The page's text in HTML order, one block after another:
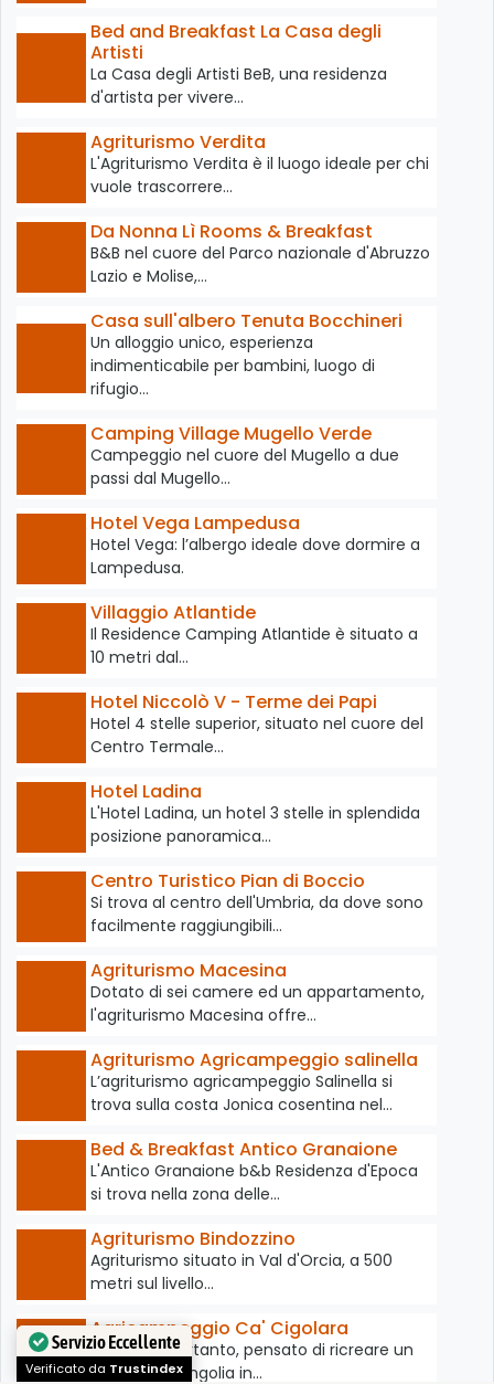
Bed and Breakfast La Casa degli
Artisti
La Casa degli Artisti BeB, una residenza
d'artista per vivere…
Agriturismo Verdita
L'Agriturismo Verdita è il luogo ideale per chi
vuole trascorrere…
Da Nonna Lì Rooms & Breakfast
B&B nel cuore del Parco nazionale d'Abruzzo
Lazio e Molise,…
Casa sull'albero Tenuta Bocchineri
Un alloggio unico, esperienza
indimenticabile per bambini, luogo di
rifugio…
Camping Village Mugello Verde
Campeggio nel cuore del Mugello a due
passi dal Mugello…
Hotel Vega Lampedusa
Hotel Vega: l’albergo ideale dove dormire a
Lampedusa.
Villaggio Atlantide
Il Residence Camping Atlantide è situato a
10 metri dal…
Hotel Niccolò V - Terme dei Papi
Hotel 4 stelle superior, situato nel cuore del
Centro Termale…
Hotel Ladina
L'Hotel Ladina, un hotel 3 stelle in splendida
posizione panoramica…
Centro Turistico Pian di Boccio
Si trova al centro dell'Umbria, da dove sono
facilmente raggiungibili…
Agriturismo Macesina
Dotato di sei camere ed un appartamento,
l'agriturismo Macesina offre…
Agriturismo Agricampeggio salinella
L’agriturismo agricampeggio Salinella si
trova sulla costa Jonica cosentina nel…
Bed & Breakfast Antico Granaione
L'Antico Granaione b&b Residenza d'Epoca
si trova nella zona delle…
Agriturismo Bindozzino
Agriturismo situato in Val d'Orcia, a 500
metri sul livello…
Agricampeggio Ca' Cigolara
Abbiamo, pertanto, pensato di ricreare un
angolo di Mongolia in…
Servizio Eccellente